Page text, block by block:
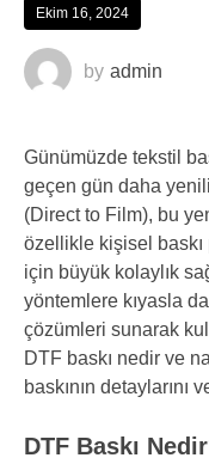
Ekim 16, 2024
by admin
Günümüzde tekstil
geçen gün daha
(Direct to Film), bu
özellikle kişisel
için büyük kolaylık
yöntemlere kıyasla
çözümleri sunarak
DTF baskı nedir ve
baskının detaylarını
DTF Baskı